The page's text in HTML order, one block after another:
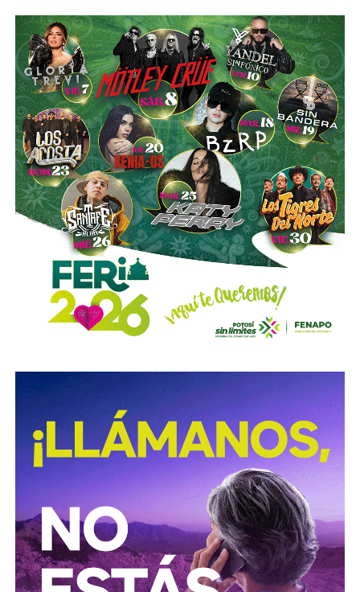
El edil insistió en queno adelantará conclusiones ni
atribuirá responsabilidades sin que concluya la
investigación, aunque reiteró que su administración
mantendrá una política de cero tolerancia frente a cualquier
conducta irregular dentro de la corporación.
“Pueden ser muchas conjeturas que yo no quisiera
adelantar, pero sí,mi compromiso es una policía limpia,
una policía sana; y si hay que investigar y tenemos
que sancionar, lo voy a hacer. Ese es mi compromiso
con la población”, concluyó.
La declaración del alcalde se da luego de quela SSPC
municipal informara el inicio de una investigación
para esclarecer los hechos captados en un video
difundido en redes sociales, en el que presuntamente
aparecen elementos de la corporación, caso que también
También lee:
Agencias de viaje de SLP ya reciben
reservas para la Fenapo